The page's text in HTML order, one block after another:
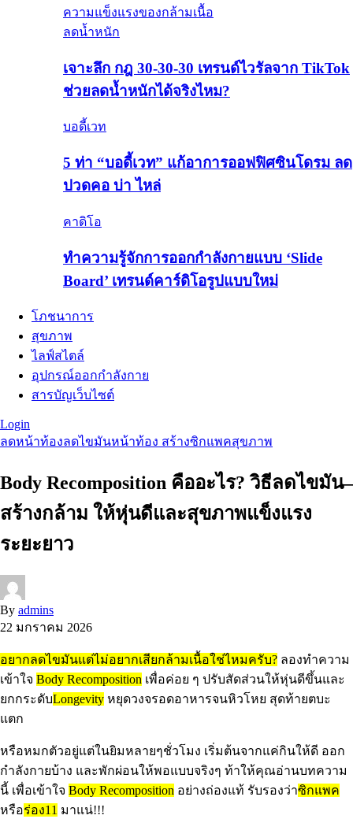
ความแข็งแรงของกล้ามเนื้อ
ลดน้ำหนัก
เจาะลึก กฎ 30-30-30 เทรนด์ไวรัลจาก TikTok
ช่วยลดน้ำหนักได้จริงไหม?
บอดี้เวท
5 ท่า “บอดี้เวท” แก้อาการออฟฟิศซินโดรม ลด
ปวดคอ บ่า ไหล่
คาดิโอ
ทำความรู้จักการออกกำลังกายแบบ ‘Slide
Board’ เทรนด์คาร์ดิโอรูปแบบใหม่
โภชนาการ
สุขภาพ
ไลฟ์สไตล์
อุปกรณ์ออกกำลังกาย
สารบัญเว็บไซต์
Login
ลดหน้าท้องลดไขมันหน้าท้อง สร้างซิกแพคสุขภาพ
Body Recomposition คืออะไร? วิธีลดไขมัน–
สร้างกล้าม ให้หุ่นดีและสุขภาพแข็งแรง
ระยะยาว
By admins
22 มกราคม 2026
อยากลดไขมันแต่ไม่อยากเสียกล้ามเนื้อใช่ไหมครับ? ลองทำความ
เข้าใจ Body Recomposition เพื่อค่อย ๆ ปรับสัดส่วนให้หุ่นดีขึ้นและ
ยกกระดับLongevity หยุดวงจรอดอาหารจนหิวโหย สุดท้ายตบะ
แตก
หรือหมกตัวอยู่แต่ในยิมหลายๆชั่วโมง เริ่มต้นจากแค่กินให้ดี ออก
กำลังกายบ้าง และพักผ่อนให้พอแบบจริงๆ ท้าให้คุณอ่านบทความ
นี้ เพื่อเข้าใจ Body Recomposition อย่างถ่องแท้ รับรองว่าซิกแพค
หรือร่อง11 มาแน่!!!